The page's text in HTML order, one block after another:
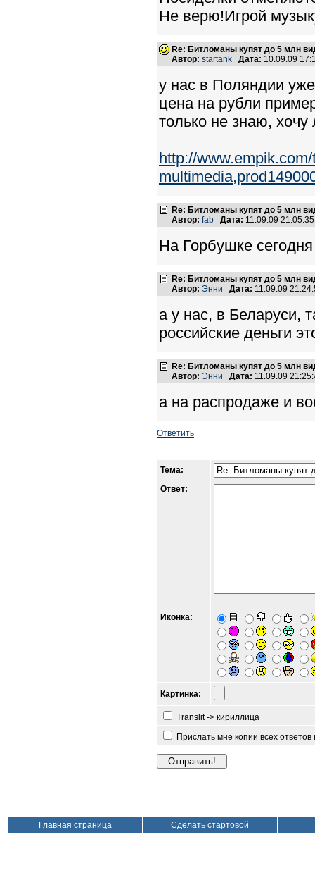
Не верю!Игрой
Re: Битломаны купят до 5 млн
Автор: startank Дата: 10.09.09
у нас в Поляндии
цена на рубли
только не знаю, хочу
http://
Re: Битломаны купят до 5 млн
Автор: fab Дата: 11.09.09
На Горбушке
Re: Битломаны купят до 5 млн
Автор: Энни Дата: 11.09.09
а у нас, в Беларуси,
российские деньги
Re: Битломаны купят до 5 млн
Автор: Энни Дата: 11.09.09
а на распродаже и
Ответить
Тема:
Ответ:
Иконка:
Картинка:
Translit -> кириллица
Прислать мне копии всех
Главная страница Сделать стартовой